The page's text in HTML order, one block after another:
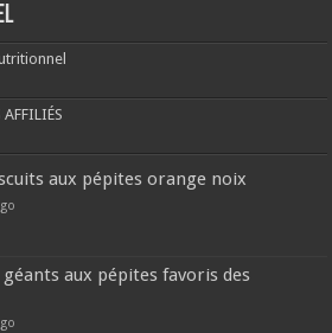
aux pépites orange noix
géants aux pépites favoris des